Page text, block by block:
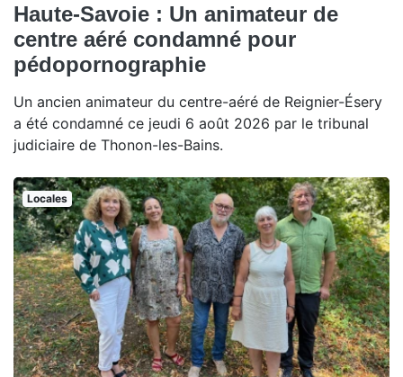
Haute-Savoie : Un animateur de
centre aéré condamné pour
pédopornographie
Un ancien animateur du centre-aéré de Reignier-Ésery
a été condamné ce jeudi 6 août 2026 par le tribunal
judiciaire de Thonon-les-Bains.
Locales